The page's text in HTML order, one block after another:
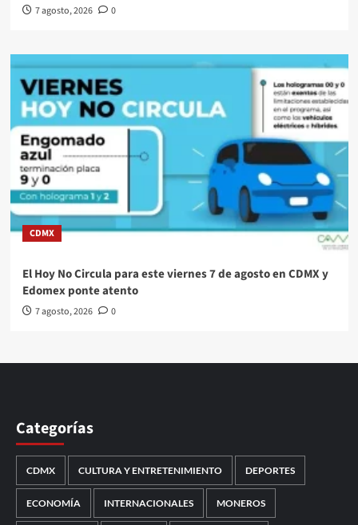
7 agosto, 2026 0
CDMX
El Hoy No Circula para este viernes 7 de agosto en CDMX y
Edomex ponte atento
7 agosto, 2026 0
Categorías
CDMX CULTURA Y ENTRETENIMIENTO DEPORTES
ECONOMÍA INTERNACIONALES MONEROS